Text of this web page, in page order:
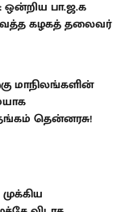
ஒன்றிய பா.ஜ.க
கழகத் தலைவர்
மாநிலங்களின்
தங்கம் தென்னரசு!